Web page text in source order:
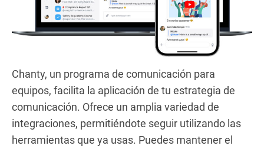
Chanty, un programa de comunicación para
equipos, facilita la aplicación de tu estrategia de
comunicación. Ofrece un amplia variedad de
integraciones, permitiéndote seguir utilizando las
herramientas que ya usas. Puedes mantener el